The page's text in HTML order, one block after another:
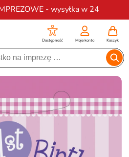
- wysyłka w 24
na zamówienia od 200 zł
Dostępność Moje konto Koszyk